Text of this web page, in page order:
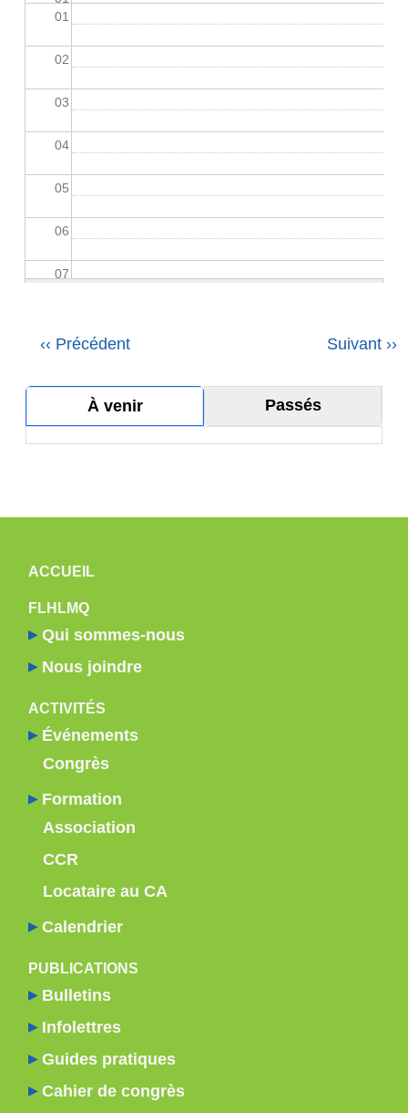
01
02
03
04
05
06
07
11
14
15
17
18
20
23
Pagination
‹‹ Précédent Suivant ››
À venir Passés
NAVIGATION PRINCIPALE
ACCUEIL
FLHLMQ
Qui sommes-nous
Nous joindre
ACTIVITÉS
Événements
Congrès
Formation
Association
CCR
Locataire au CA
Calendrier
PUBLICATIONS
Bulletins
Infolettres
Guides pratiques
Cahier de congrès